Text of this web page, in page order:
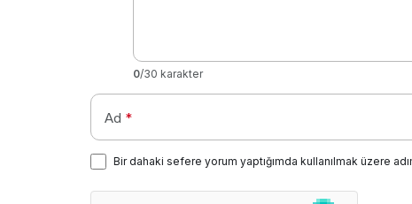
0/30 karakter
Ad *
Bir dahaki sefere yorum yaptığımda kullanılmak üzere